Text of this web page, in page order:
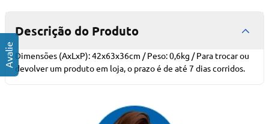
Descrição do Produto
Dimensões (AxLxP): 42x63x36cm / Peso: 0,6kg / Para trocar ou
devolver um produto em loja, o prazo é de até 7 dias corridos.